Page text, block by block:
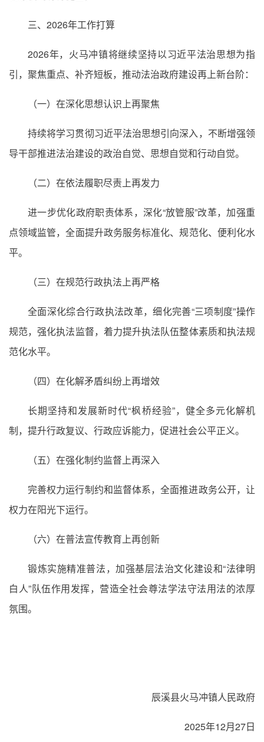
三、2026年工作打算
2026年，火马冲镇将继续坚持以习近平法治思想为指
引，聚焦重点、补齐短板，推动法治政府建设再上新台阶：
（一）在深化思想认识上再聚焦
持续将学习贯彻习近平法治思想引向深入，不断增强领
导干部推进法治建设的政治自觉、思想自觉和行动自觉。
（二）在依法履职尽责上再发力
进一步优化政府职责体系，深化“放管服”改革，加强重
点领域监管，全面提升政务服务标准化、规范化、便利化水
平。
（三）在规范行政执法上再严格
全面深化综合行政执法改革，细化完善“三项制度”操作
规范，强化执法监督，着力提升执法队伍整体素质和执法规
范化水平。
（四）在化解矛盾纠纷上再增效
长期坚持和发展新时代“枫桥经验”，健全多元化解机
制，提升行政复议、行政应诉能力，促进社会公平正义。
（五）在强化制约监督上再深入
完善权力运行制约和监督体系，全面推进政务公开，让
权力在阳光下运行。
（六）在普法宣传教育上再创新
锻炼实施精准普法，加强基层法治文化建设和“法律明
白人”队伍作用发挥，营造全社会尊法学法守法用法的浓厚
氛围。
辰溪县火马冲镇人民政府
2025年12月27日